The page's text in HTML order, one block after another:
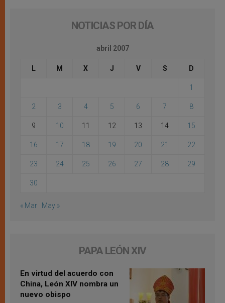
NOTICIAS POR DÍA
abril 2007
L M X J V S D
1
2 3 4 5 6 7 8
9 10 11 12 13 14 15
16 17 18 19 20 21 22
23 24 25 26 27 28 29
30
« Mar May »
PAPA LEÓN XIV
En virtud del acuerdo con
China, León XIV nombra un
nuevo obispo